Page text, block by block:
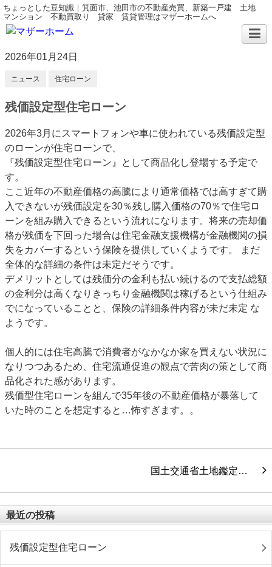
ちょっとした豆知識｜箕面市、池田市の不動産売買、新築一戸建 土地
マンション 不動買取り 貸家 賃貸管理はマザーホームへ
2026年01月24日
ニュース 住宅ローン
残価設定型住宅ローン
2026年3月にスマートフォンや車に使われている残価設定型
のローンが住宅ローンで、
『残価設定型住宅ローン』として商品化し登場する予定で
す。
ここ近年の不動産価格の高騰により通常価格では高すぎて購
入できないが残価設定を30％残し購入価格の70％で住宅ロ
ーンを組み購入できるという流れになります。将来の売却価
格が残価を下回った場合は住宅金融支援機構が金融機関の損
失をカバーするという保険を提供していくようです。 まだ
全体的な詳細の条件は未定だそうです。
デメリットとしては残価分の金利も払い続けるので支払総額
の金利分は高くなりきっちり金融機関は稼げるという仕組み
でになっていることと、保険の詳細条件内容が未だ未定 な
ようです。
個人的には住宅高騰で消費者がなかなか家を買えない状況に
なりつつあるため、住宅流通促進の観点で苦肉の策として商
品化された感があります。
残価型住宅ローンを組んで35年後の不動産価格が暴落して
いた時のことを想定すると…怖すぎます。。
国土交通省土地鑑定…
最近の投稿
残価設定型住宅ローン